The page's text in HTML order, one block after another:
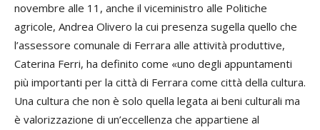
novembre alle 11, anche il viceministro alle Politiche
agricole, Andrea Olivero la cui presenza sugella quello che
l’assessore comunale di Ferrara alle attività produttive,
Caterina Ferri, ha definito come «uno degli appuntamenti
più importanti per la città di Ferrara come città della cultura.
Una cultura che non è solo quella legata ai beni culturali ma
è valorizzazione di un’eccellenza che appartiene al